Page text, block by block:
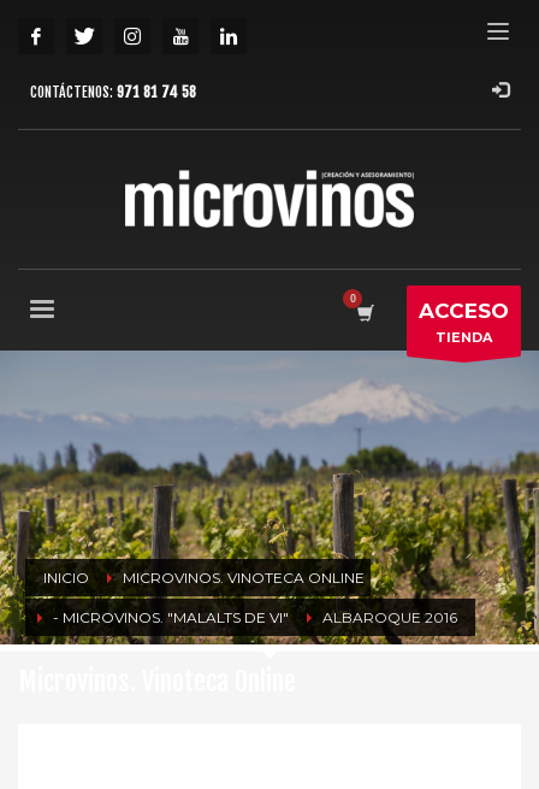
CONTÁCTENOS: 971 81 74 58
ACCESO
TIENDA
INICIO MICROVINOS. VINOTECA ONLINE
- MICROVINOS. "MALALTS DE VI" ALBAROQUE 2016